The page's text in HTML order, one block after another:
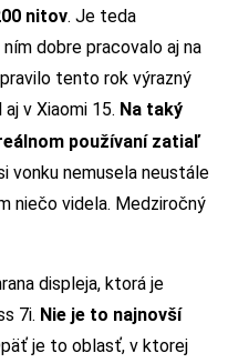
nitov. Je teda
dobre pracovalo aj na
tento rok výrazný
v Xiaomi 15. Na taký
používaní zatiaľ
vonku nemusela neustále
niečo videla. Medziročný
displeja, ktorá je
7i. Nie je to najnovší
je to oblasť, v ktorej